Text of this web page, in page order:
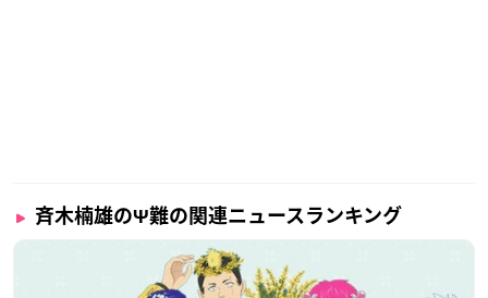
斉木楠雄のΨ難の関連ニュースランキング